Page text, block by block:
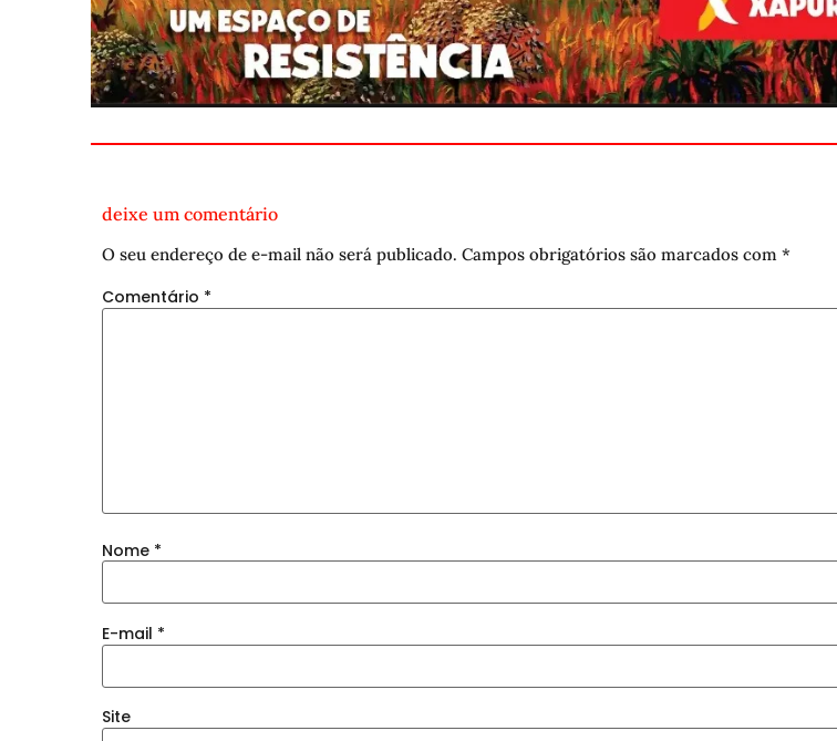
deixe um comentário
O seu endereço de e-mail não será publicado. Campos obrigatórios são marcados com *
Comentário *
Nome *
E-mail *
Site